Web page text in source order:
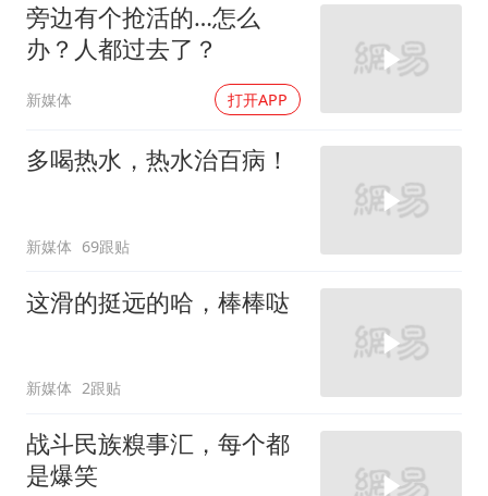
旁边有个抢活的…怎么
办？人都过去了？
新媒体 打开APP
多喝热水，热水治百病！
新媒体 69跟贴
这滑的挺远的哈，棒棒哒
新媒体 2跟贴
战斗民族糗事汇，每个都
是爆笑